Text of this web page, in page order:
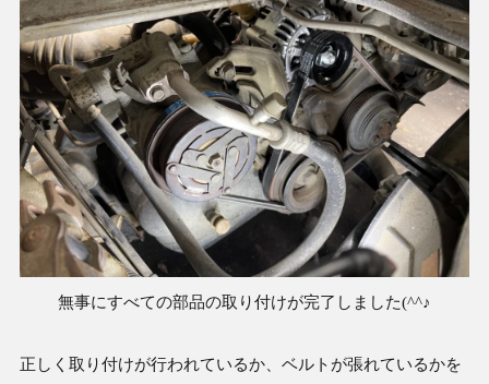
無事にすべての部品の取り付けが完了しました(^^♪
正しく取り付けが行われているか、ベルトが張れているかを